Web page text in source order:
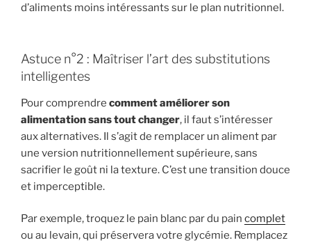
d’aliments moins intéressants sur le plan nutritionnel.
Astuce n°2 : Maîtriser l’art des substitutions
intelligentes
Pour comprendre comment améliorer son
alimentation sans tout changer, il faut s’intéresser
aux alternatives. Il s’agit de remplacer un aliment par
une version nutritionnellement supérieure, sans
sacrifier le goût ni la texture. C’est une transition douce
et imperceptible.
Par exemple, troquez le pain blanc par du pain complet
ou au levain, qui préservera votre glycémie. Remplacez